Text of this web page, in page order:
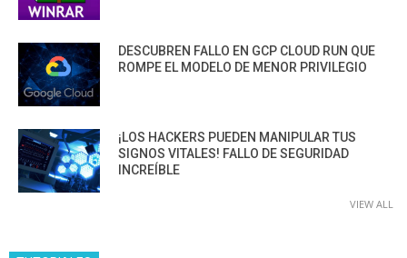
DESCUBREN FALLO EN GCP CLOUD RUN QUE
ROMPE EL MODELO DE MENOR PRIVILEGIO
¡LOS HACKERS PUEDEN MANIPULAR TUS
SIGNOS VITALES! FALLO DE SEGURIDAD
INCREÍBLE
VIEW ALL